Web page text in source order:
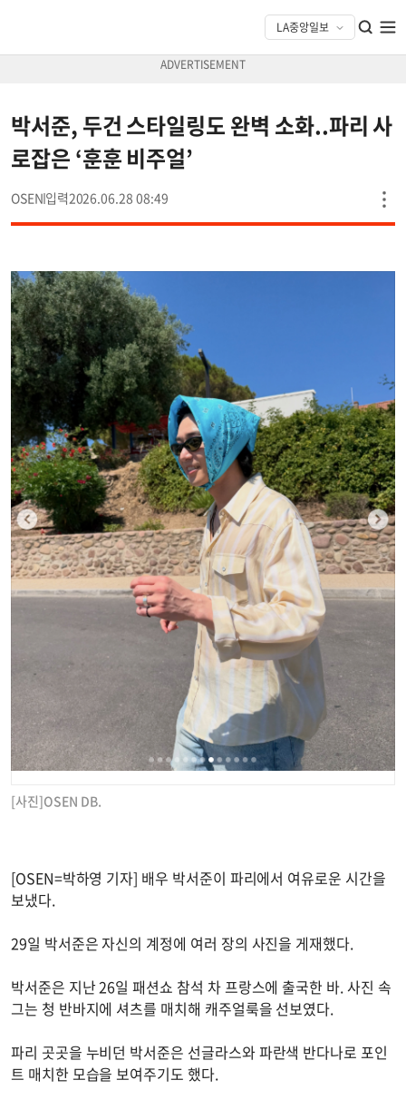
박서준, 두건 스타일링도 완벽 소화..파리 사
로잡은 ‘훈훈 비주얼’
OSEN 2026.06.28 08:49
[사진]OSEN DB.
[OSEN=박하영 기자] 배우 박서준이 파리에서 여유로운 시간을
보냈다.
29일 박서준은 자신의 계정에 여러 장의 사진을 게재했다.
박서준은 지난 26일 패션쇼 참석 차 프랑스에 출국한 바. 사진 속
그는 청 반바지에 셔츠를 매치해 캐주얼룩을 선보였다.
파리 곳곳을 누비던 박서준은 선글라스와 파란색 반다나로 포인
트 매치한 모습을 보여주기도 했다.